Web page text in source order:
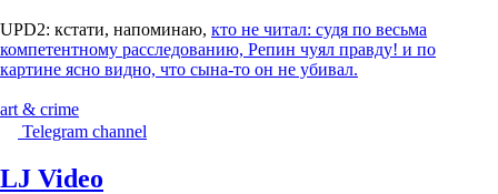
UPD2: кстати, напоминаю, кто не читал: судя по весьма
компетентному расследованию, Репин чуял правду! и по
картине ясно видно, что сына-то он не убивал.
art & crime
Telegram channel
LJ Video